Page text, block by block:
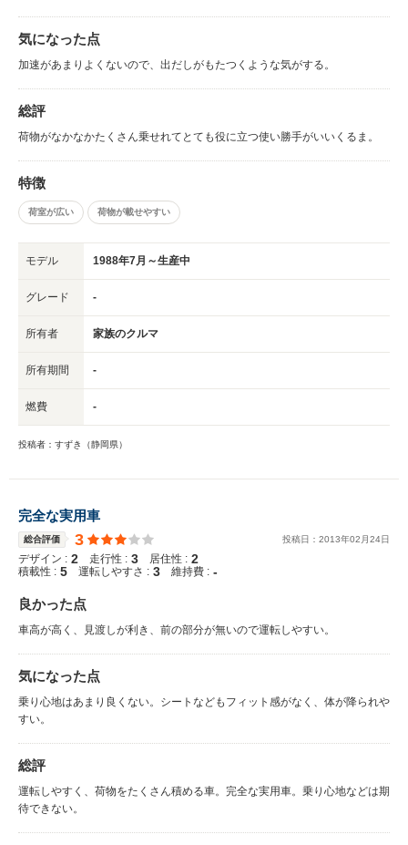
気になった点
加速があまりよくないので、出だしがもたつくような気がする。
総評
荷物がなかなかたくさん乗せれてとても役に立つ使い勝手がいいくるま。
特徴
荷室が広い 荷物が載せやすい
モデル 1988年7月～生産中
グレード -
所有者 家族のクルマ
所有期間 -
燃費 -
投稿者：すずき（静岡県）
完全な実用車
総合評価 3 投稿日： 2013年02 月24日
デザイン : 2 走行性 : 3 居住性 : 2
積載性 : 5 運転しやすさ : 3 維持費 : -
良かった点
車高が高く、見渡しが利き、前の部分が無いので運転しやすい。
気になった点
乗り心地はあまり良くない。シートなどもフィット感がなく、体が降られや
すい。
総評
運転しやすく、荷物をたくさん積める車。完全な実用車。乗り心地などは期
待できない。